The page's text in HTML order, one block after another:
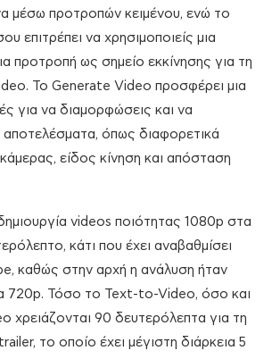
μέσω προτροπών κειμένου, ενώ το
επιτρέπει να χρησιμοποιείς μια
προτροπή ως σημείο εκκίνησης για τη
To Generate Video προσφέρει μια
για να διαμορφώσεις και να
όπως διαφορετικά
είδος κίνηση και απόσταση
videos ποιότητας 1080p στα
κάτι που έχει αναβαθμίσει
καθώς στην αρχή η ανάλυση ήταν
720p. Τόσο το Text-to-Video, όσο και
χρειάζονται 90 δευτερόλεπτα για τη
το οποίο έχει μέγιστη διάρκεια 5